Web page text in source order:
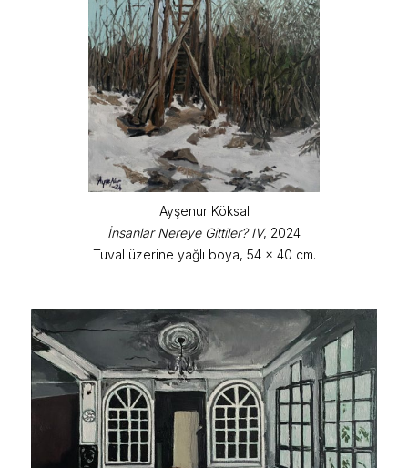
Ayşenur Köksal
İnsanlar Nereye Gittiler? IV, 2024
Tuval üzerine yağlı boya, 54 x 40 cm.